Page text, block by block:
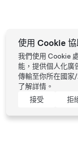
使用 Cookie
我們使用 Cookie
能，提供個人化廣
傳輸至你所在國家
了解詳情。
接受
拒